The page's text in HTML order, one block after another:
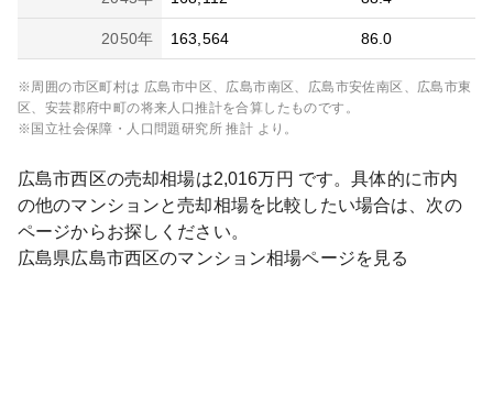
2050年 163,564 86.0
※周囲の市区町村は 広島市中区、広島市南区、広島市安佐南区、広島市東
区、安芸郡府中町の将来人口推計を合算したものです。
※国立社会保障・人口問題研究所 推計 より。
広島市西区の売却相場は2,016万円 です。具体的に市内
の他のマンションと売却相場を比較したい場合は、次の
ページからお探しください。
広島県広島市西区のマンション相場ページを見る